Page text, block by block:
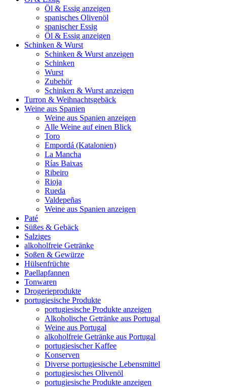
Öl & Essig anzeigen
spanisches Olivenöl
spanischer Essig
Öl & Essig anzeigen
Schinken & Wurst
Schinken & Wurst anzeigen
Schinken
Wurst
Zubehör
Schinken & Wurst anzeigen
Turron & Weihnachtsgebäck
Weine aus Spanien
Weine aus Spanien anzeigen
Alle Weine auf einen Blick
Toro
Empordá (Katalonien)
La Mancha
Rías Baixas
Ribeiro
Rioja
Rueda
Valdepeñas
Weine aus Spanien anzeigen
Paté
Süßes & Gebäck
Salziges
alkoholfreie Getränke
Soßen & Gewürze
Hülsenfrüchte
Paellapfannen
Tonwaren
Drogerieprodukte
portugiesische Produkte
portugiesische Produkte anzeigen
Alkoholische Getränke aus Portugal
Weine aus Portugal
alkoholfreie Getränke aus Portugal
portugiesischer Kaffee
Konserven
Diverse portugiesische Lebensmittel
portugiesisches Olivenöl
portugiesische Produkte anzeigen